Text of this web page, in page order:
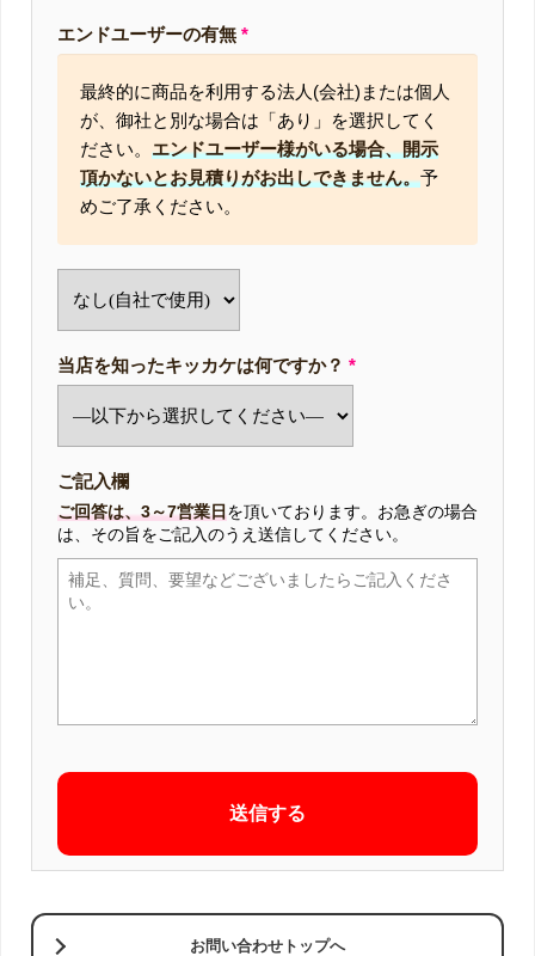
エンドユーザーの有無*
最終的に商品を利用する法人(会社)または個人
が、御社と別な場合は「あり」を選択してく
ださい。 エンドユーザー様がいる場合、開示
頂かないとお見積りがお出しできません。予
めご了承ください。
当店を知ったキッカケは何ですか？ *
ご記入欄
ご回答は、3～7営業日 を頂いております。お急ぎの場合
は、その旨をご記入のうえ送信してください。
お問い合わせトップへ